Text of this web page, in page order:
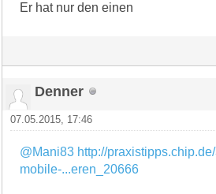
Er hat nur den einen
Denner
07.05.2015, 17:46
@Mani83 http://
mobile-...eren_20666